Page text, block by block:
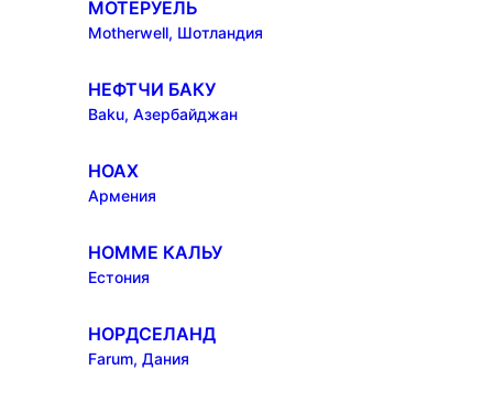
МОТЕРУЕЛЬ
Motherwell, Шотландия
НЕФТЧИ БАКУ
Baku, Азербайджан
НОАХ
Армения
НОММЕ КАЛЬУ
Естония
НОРДСЕЛАНД
Farum, Дания